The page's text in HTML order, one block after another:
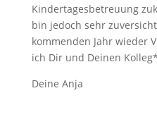
Kindertagesbetreuung
bin jedoch sehr
kommenden Jahr wieder
ich Dir und Deinen
Deine Anja